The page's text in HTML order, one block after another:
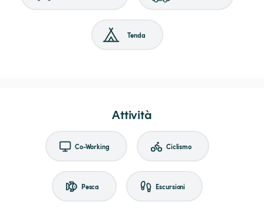
Tenda
Attività
Co-Working Ciclismo
Pesca Escursioni